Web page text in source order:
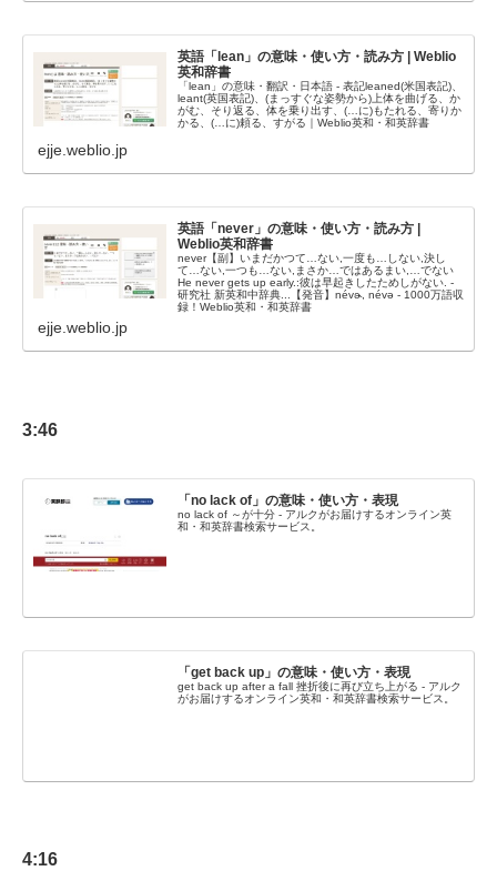
英語「lean」の意味・使い方・読み方 | Weblio
英和辞書
「lean」の意味・翻訳・日本語 - 表記leaned(米国表記)、
leant(英国表記)、(まっすぐな姿勢から)上体を曲げる、か
がむ、そり返る、体を乗り出す、(…に)もたれる、寄りか
かる、(…に)頼る、すがる｜Weblio英和・和英辞書
ejje.weblio.jp
英語「never」の意味・使い方・読み方 |
Weblio英和辞書
never【副】いまだかつて…ない,一度も…しない,決し
て…ない,一つも…ない,まさか…ではあるまい,…でない
He never gets up early.:彼は早起きしたためしがない. -
研究社 新英和中辞典...【発音】névɚ, névə - 1000万語収
録！Weblio英和・和英辞書
ejje.weblio.jp
3:46
「no lack of」の意味・使い方・表現
no lack of ～が十分 - アルクがお届けするオンライン英
和・和英辞書検索サービス。
「get back up」の意味・使い方・表現
get back up after a fall 挫折後に再び立ち上がる - アルク
がお届けするオンライン英和・和英辞書検索サービス。
4:16